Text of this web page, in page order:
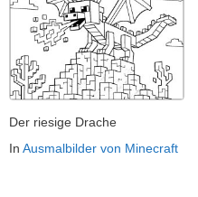
Der riesige Drache
In Ausmalbilder von Minecraft